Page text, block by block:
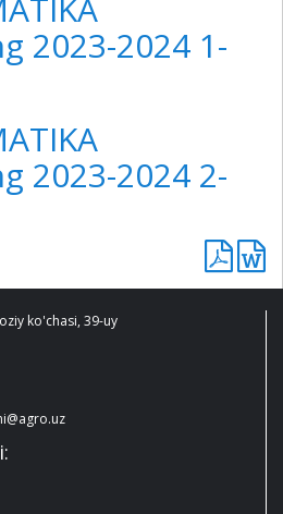
2023-2024 1-
2023-2024 2-
ko'chasi, 39-uy